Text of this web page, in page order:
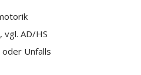
vgl. AD/HS
Unfalls